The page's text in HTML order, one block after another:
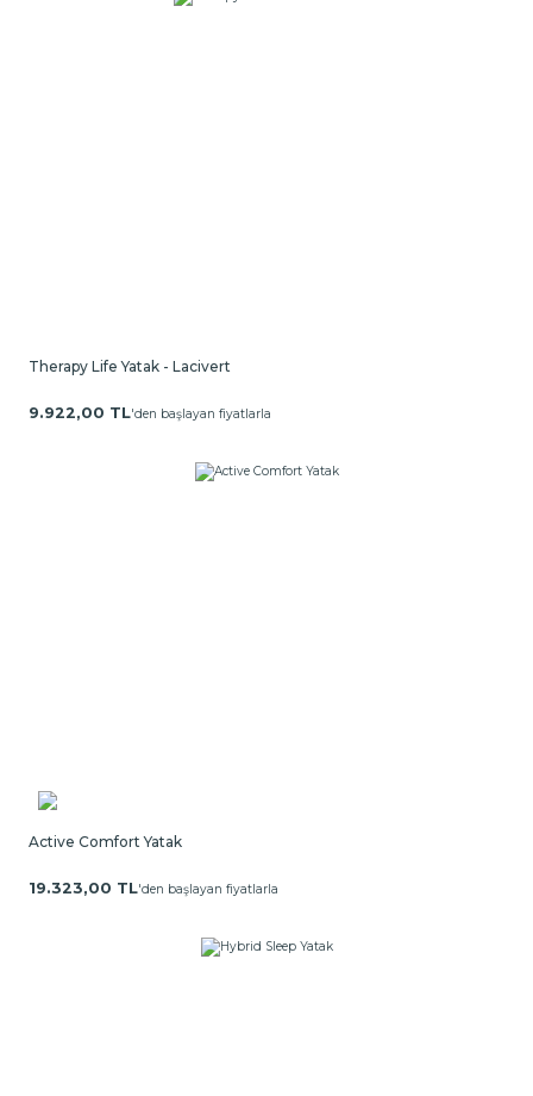
Therapy Life Yatak - Lacivert
9.922,00 TL'den başlayan fiyatlarla
Active Comfort Yatak
19.323,00 TL'den başlayan fiyatlarla